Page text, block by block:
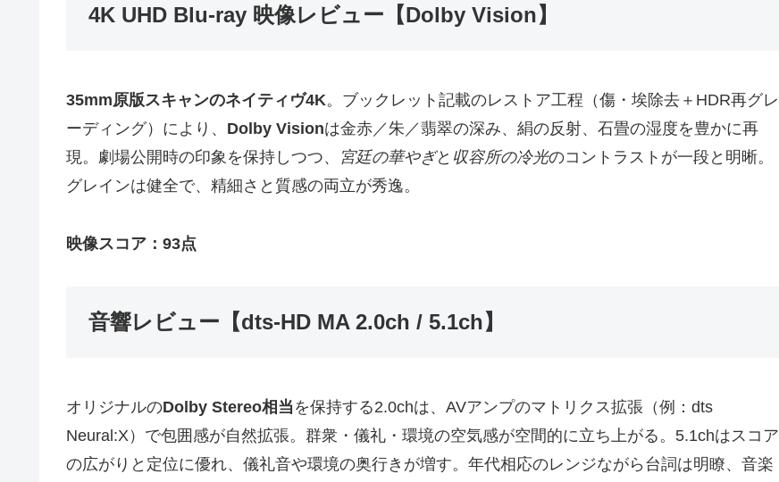
4K UHD Blu-ray 映像レビュー【Dolby Vision】
35mm原版スキャンのネイティヴ4K。ブックレット記載のレストア工程（傷・埃除去＋HDR再グレ
ーディング）により、 Dolby Visionは金赤／朱／翡翠の深み、絹の反射、石畳の湿度を豊かに再
現。劇場公開時の印象を保持しつつ、
宮廷の華やぎと 収容所の冷光のコントラストが一段と明晰。
グレインは健全で、精細さと質感の両立が秀逸。
映像スコア：93点
音響レビュー【dts-HD MA 2.0ch / 5.1ch】
オリジナルのDolby Stereo相当 を保持する2.0chは、AVアンプのマトリクス拡張（例：dts
Neural:X）で包囲感が自然拡張。群衆・儀礼・環境の空気感が空間的に立ち上がる。5.1chはスコア
の広がりと定位に優れ、儀礼音や環境の奥行きが増す。年代相応のレンジながら台詞は明瞭、音楽